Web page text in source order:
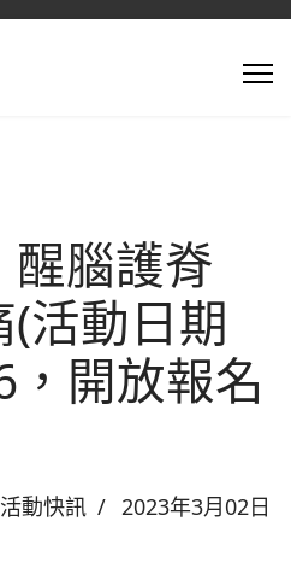
腦護脊
活動日期
開放報名
活動快訊 2023年3月02日